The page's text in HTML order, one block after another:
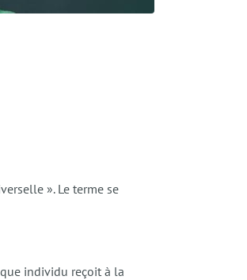
». Le terme se
individu reçoit à la